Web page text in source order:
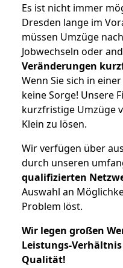
Es ist nicht immer
Dresden lange im
müssen Umzüge
Jobwechseln oder
Veränderungen
Wenn Sie sich in
keine Sorge! Unsere
kurzfristige Umzüge
Klein zu lösen.
Wir verfügen über
durch unseren
qualifizierten
Auswahl an
Problem löst.
Wir legen großen
Leistungs-
Qualität!